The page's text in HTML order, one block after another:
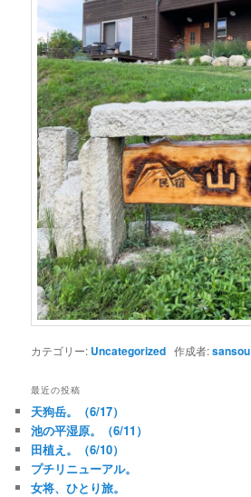
カテゴリー: Uncategorized 作成者:sansou
最近の投稿
天狗岳。（6/17）
池の平湿原。（6/11）
田植え。（6/10）
プチリニューアル。
女将、ひとり旅。